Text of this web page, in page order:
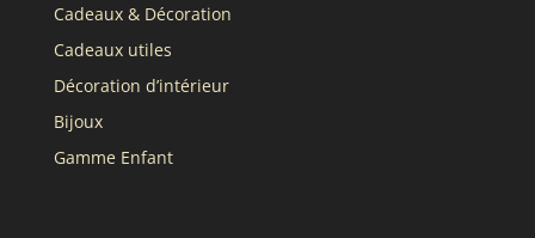
Cadeaux & Décoration
Cadeaux utiles
Décoration d’intérieur
Bijoux
Gamme Enfant